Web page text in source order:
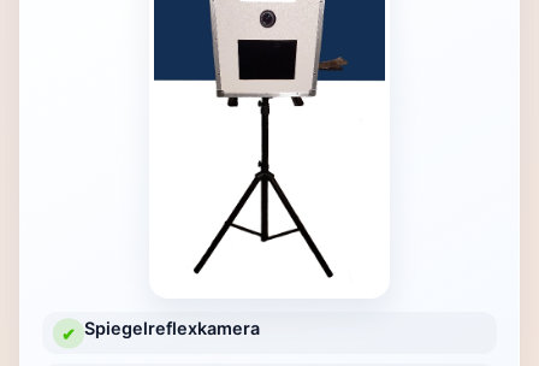
✔ Spiegelreflexkamera